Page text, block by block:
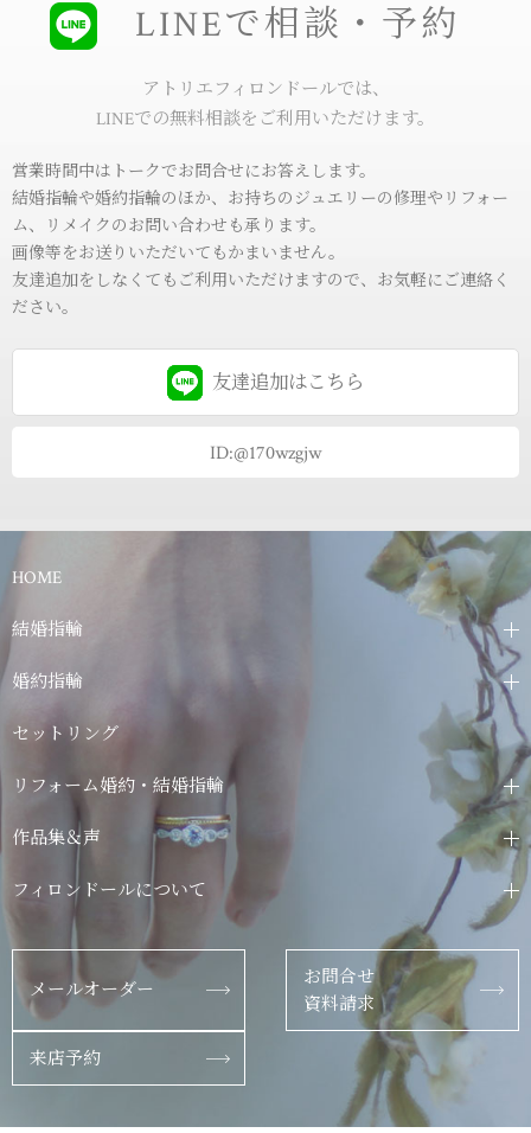
LINEで相談・予約
アトリエフィロンドールでは、
LINEでの無料相談をご利用いただけます。
営業時間中はトークでお問合せにお答えします。
結婚指輪や婚約指輪のほか、お持ちのジュエリーの修理やリフォー
ム、リメイクのお問い合わせも承ります。
画像等をお送りいただいてもかまいません。
友達追加をしなくてもご利用いただけますので、お気軽にご連絡く
ださい。
友達追加はこちら
ID:@170wzgjw
HOME
結婚指輪
婚約指輪
セットリング
リフォーム婚約・結婚指輪
作品集＆声
フィロンドールについて
メールオーダー
お問合せ
資料請求
来店予約